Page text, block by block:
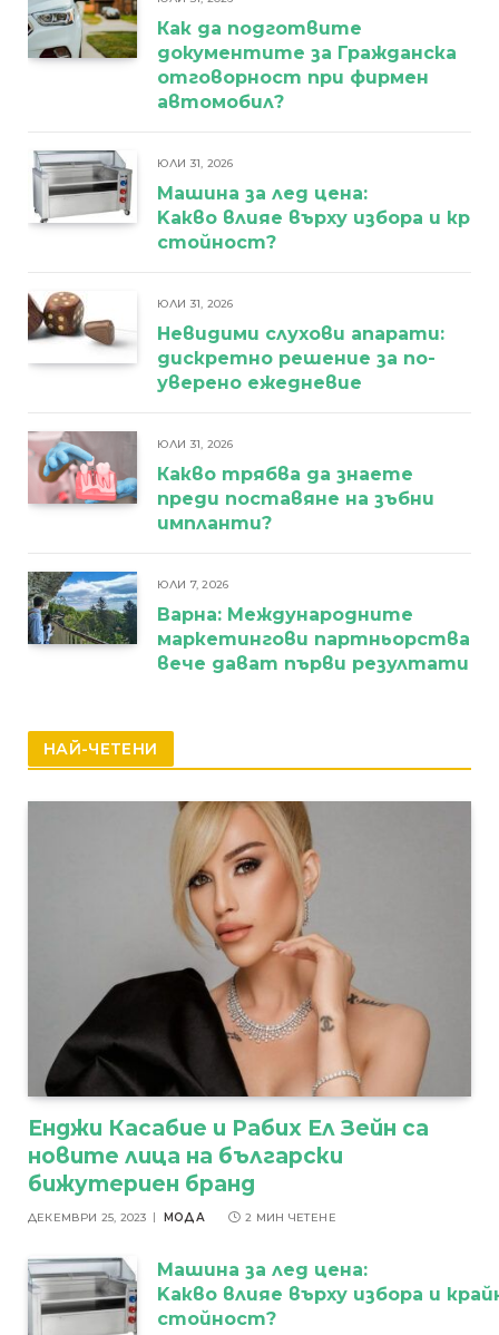
Как да подготвите
документите за Гражданска
отговорност при фирмен
автомобил?
ЮЛИ 31, 2026
Машина за лед цена:
Kакво влияе върху избора и
стойност?
ЮЛИ 31, 2026
Невидими слухови апарати:
дискретно решение за по-
уверено ежедневие
ЮЛИ 31, 2026
Какво трябва да знаете
преди поставяне на зъбни
импланти?
ЮЛИ 7, 2026
Варна: Международните
маркетингови партньорства
вече дават първи резултати
НАЙ-ЧЕТЕНИ
Енджи Касабие и Рабих Ел Зейн са
новите лица на български
бижутериен бранд
ДЕКЕМВРИ 25, 2023 МОДА 2 МИН ЧЕТЕНЕ
Машина за лед цена:
Kакво влияе върху избора и
стойност?